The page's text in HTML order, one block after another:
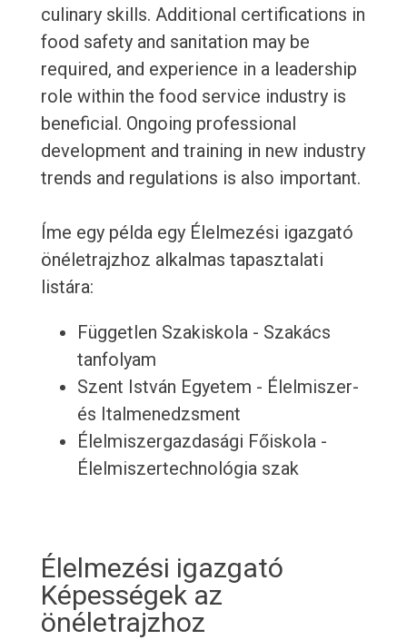
culinary skills. Additional certifications in
food safety and sanitation may be
required, and experience in a leadership
role within the food service industry is
beneficial. Ongoing professional
development and training in new industry
trends and regulations is also important.
Íme egy példa egy Élelmezési igazgató
önéletrajzhoz alkalmas tapasztalati
listára:
Független Szakiskola - Szakács
tanfolyam
Szent István Egyetem - Élelmiszer-
és Italmenedzsment
Élelmiszergazdasági Főiskola -
Élelmiszertechnológia szak
Élelmezési igazgató
Képességek az
önéletrajzhoz